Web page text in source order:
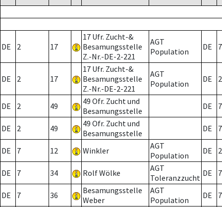
DE 2 17
17 Ufr. Zucht-&
Besamungsstelle
Z.-Nr.-DE-2-221
AGT
Population
DE 7
DE 2 17
17 Ufr. Zucht-&
Besamungsstelle
Z.-Nr.-DE-2-221
AGT
Population
DE 2
DE 2 49
49 Ofr. Zucht und
Besamungsstelle
DE 7
DE 2 49
49 Ofr. Zucht und
Besamungsstelle
DE 7
DE 7 12 Winkler
AGT
Population
DE 2
DE 7 34 Rolf Wölke
AGT
Toleranzzucht DE 7
DE 7 36
Besamungsstelle
Weber
AGT
Population
DE 7